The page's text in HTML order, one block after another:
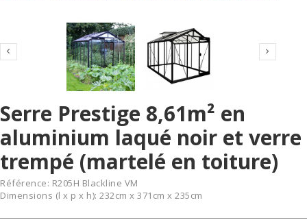
 
Serre Prestige 8,61m² en
aluminium laqué noir et verre
trempé (martelé en toiture)
Référence: R205H Blackline VM
Dimensions (l x p x h): 232cm x 371cm x 235cm